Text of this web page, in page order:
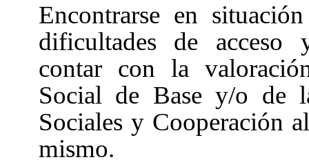
Encontrarse en
dificultades de acceso
contar con la
Social de Base y/o de
Sociales y Cooperación
mismo.